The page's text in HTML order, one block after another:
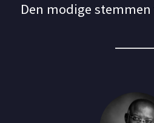
Den modige